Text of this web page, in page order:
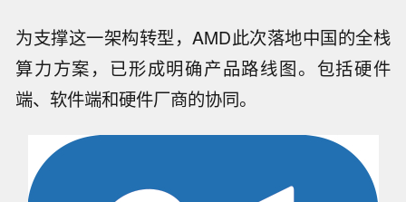
为支撑这一架构转型，AMD此次落地中国的全栈
算力方案，已形成明确产品路线图。包括硬件
端、软件端和硬件厂商的协同。